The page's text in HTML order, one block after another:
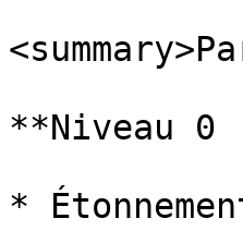
**Niveau 0
*